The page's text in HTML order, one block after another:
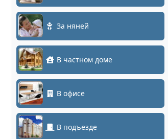
За няней
В частном доме
В офисе
В подъезде